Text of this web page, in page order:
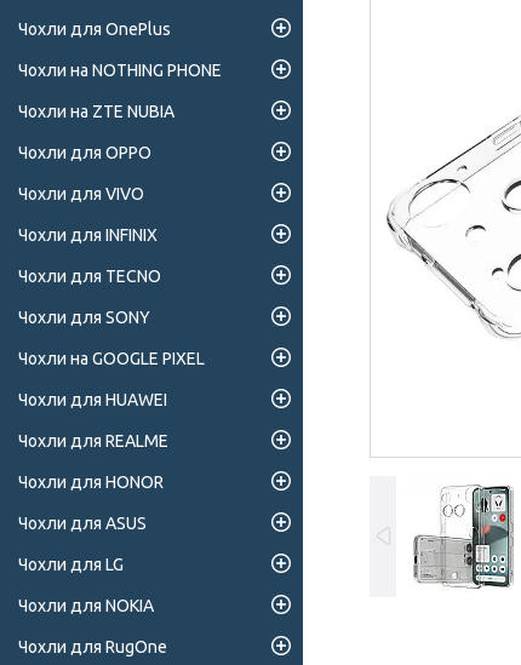
Чохли для OnePlus
Чохли на NOTHING PHONE
Чохли на ZTE NUBIA
Чохли для OPPO
Чохли для VIVO
Чохли для INFINIX
Чохли для TECNO
Чохли для SONY
Чохли на GOOGLE PIXEL
Чохли для HUAWEI
Чохли для REALME
Чохли для HONOR
Чохли для ASUS
Чохли для LG
Чохли для NOKIA
Чохли для RugOne